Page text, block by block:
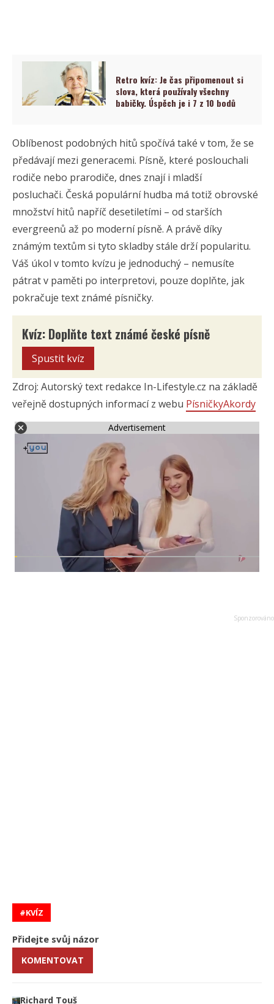
Retro kvíz: Je čas připomenout si
slova, která používaly všechny
babičky. Úspěch je i 7 z 10 bodů
Oblíbenost podobných hitů spočívá také v tom, že se
předávají mezi generacemi. Písně, které poslouchali
rodiče nebo prarodiče, dnes znají i mladší
posluchači. Česká populární hudba má totiž obrovské
množství hitů napříč desetiletími – od starších
evergreenů až po moderní písně. A právě díky
známým textům si tyto skladby stále drží popularitu.
Váš úkol v tomto kvízu je jednoduchý – nemusíte
pátrat v paměti po interpretovi, pouze doplňte, jak
pokračuje text známé písničky.
Kvíz: Doplňte text známé české písně
Spustit kvíz
Zdroj: Autorský text redakce In-Lifestyle.cz na základě
veřejně dostupných informací z webu PísničkyAkordy
Advertisement
KVÍZ
Přidejte svůj názor
KOMENTOVAT
Richard Touš